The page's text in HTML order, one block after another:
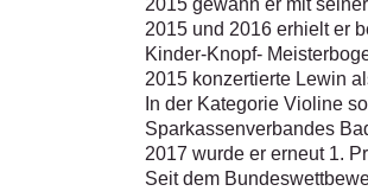
2015 gewann er mit
2015 und 2016 erhielt er
Kinder-Knopf-
2015 konzertierte Lewin
In der Kategorie Violine
Sparkassenverbandes
2017 wurde er erneut 1.
Seit dem